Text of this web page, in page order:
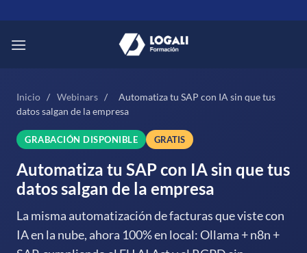
al
contenido
Inicio / Webinars /
Automatiza tu SAP con IA sin que tus
datos salgan de la empresa
GRABACIÓN DISPONIBLE GRATIS
Automatiza tu SAP con IA sin que tus
datos salgan de la empresa
La misma automatización de facturas que viste con
IA en la nube, ahora 100% en local: Ollama + n8n +